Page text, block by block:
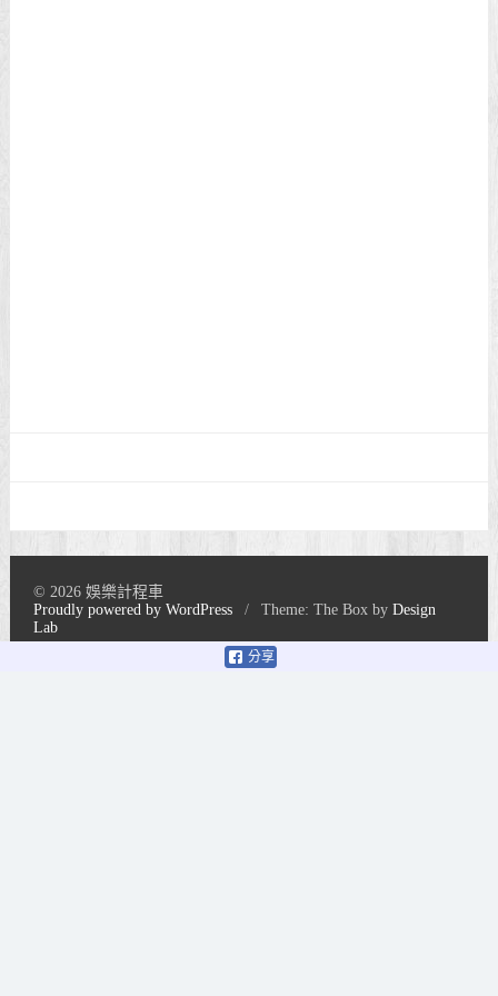
分享
© 2026 娛樂計程車
Proudly powered by WordPress
/ Theme: The Box byDesign
Lab